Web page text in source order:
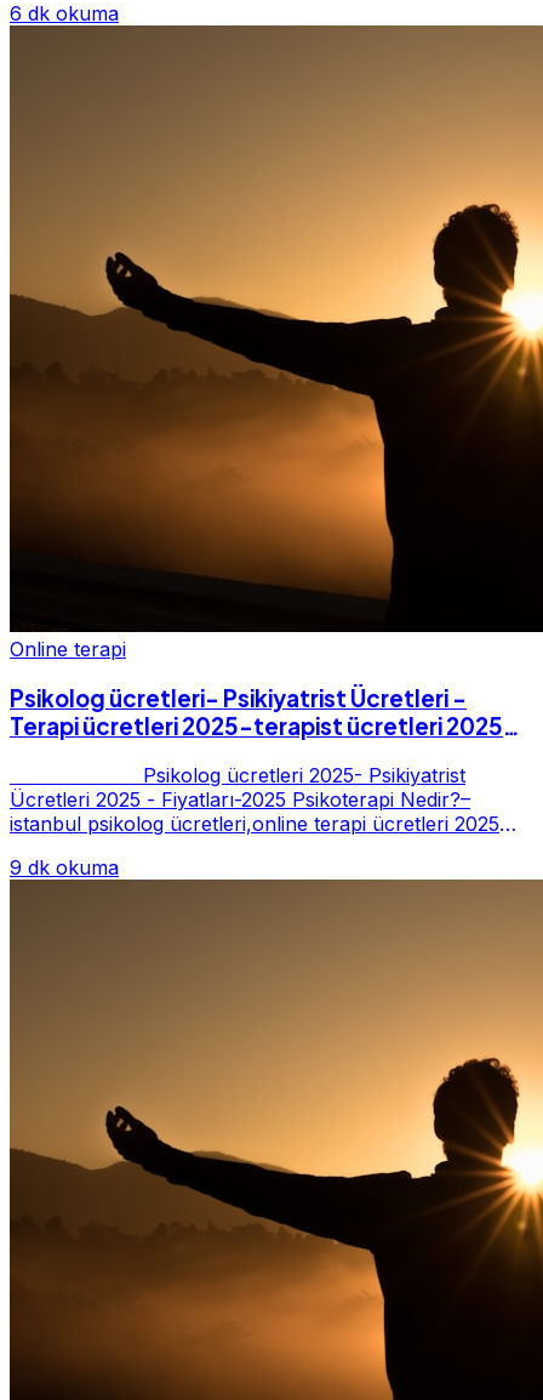
6 dk okuma
Online terapi
Psikolog ücretleri- Psikiyatrist Ücretleri -
Terapi ücretleri 2025-terapist ücretleri 2025-
Psikolog ücretleri 2025- Psikiyatrist
Ücretleri 2025 - Fiyatları-2025 Psikoterapi Nedir?–
istanbul psikolog ücretleri,online terapi ücretleri 2025
9 dk okuma